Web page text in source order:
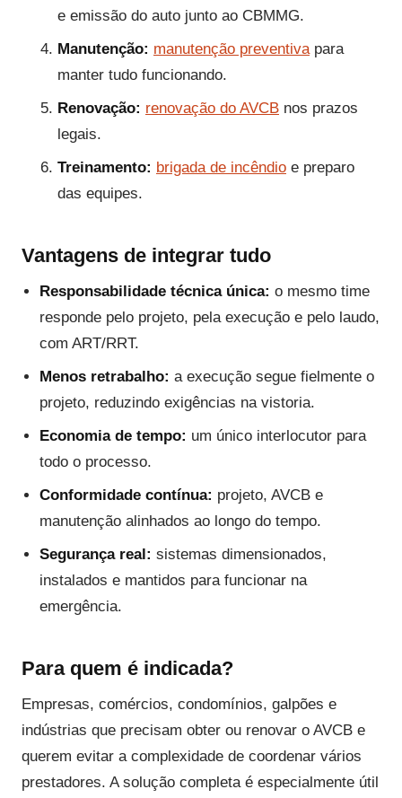
e emissão do auto junto ao CBMMG.
Manutenção: manutenção preventivapara
manter tudo funcionando.
Renovação: renovação do AVCB nos prazos
legais.
Treinamento: brigada de incêndio e preparo
das equipes.
Vantagens de integrar tudo
Responsabilidade técnica única: o mesmo time
responde pelo projeto, pela execução e pelo laudo,
com ART/RRT.
Menos retrabalho: a execução segue fielmente o
projeto, reduzindo exigências na vistoria.
Economia de tempo: um único interlocutor para
todo o processo.
Conformidade contínua: projeto, AVCB e
manutenção alinhados ao longo do tempo.
Segurança real: sistemas dimensionados,
instalados e mantidos para funcionar na
emergência.
Para quem é indicada?
Empresas, comércios, condomínios, galpões e
indústrias que precisam obter ou renovar o AVCB e
querem evitar a complexidade de coordenar vários
prestadores. A solução completa é especialmente útil